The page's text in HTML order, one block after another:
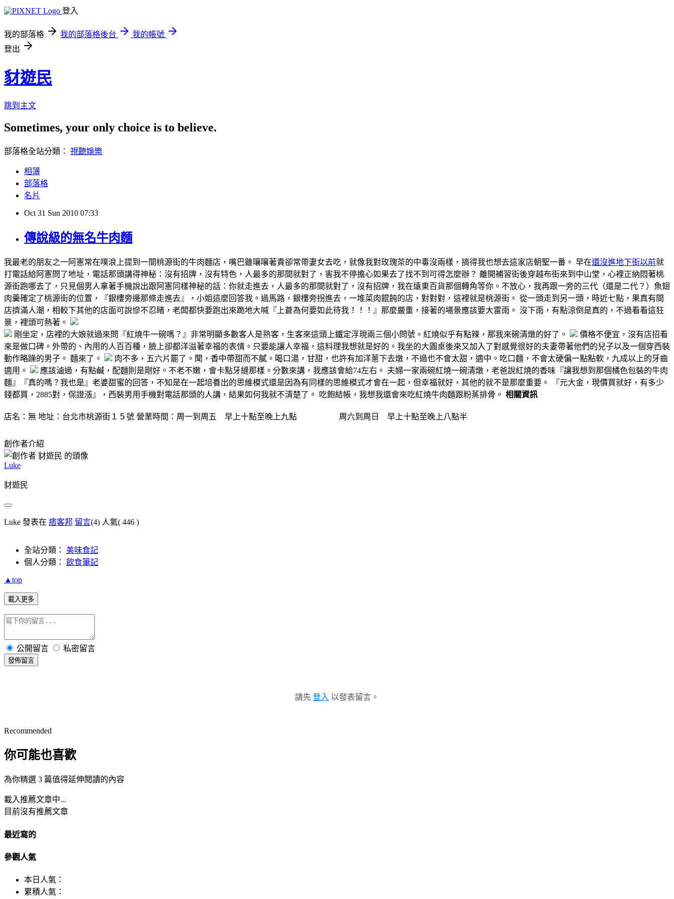
登入
我的部落格 我的部落格後台
我的帳號
登出
豺遊民
跳到主文
Sometimes, your only choice is to believe.
部落格全站分類： 視聽娛樂
相簿
部落格
名片
Oct 31 Sun 2010 07:33
傳說級的無名牛肉麵
我最老的朋友之一阿憲常在噗浪上提到一間桃源街的牛肉麵店，嘴巴雖嚷嚷著貴卻常帶妻女去吃，就像我對玫瑰茶的中毒沒兩樣，搞得我也想去這家店朝聖一番。 早在還沒進地下街以前就
打電話給阿憲問了地址，電話那頭講得神秘：沒有招牌，沒有特色，人最多的那間就對了，害我不停擔心如果去了找不到可得怎麼辦？ 離開補習街後穿越布街來到中山堂，心裡正納悶著桃
源街跑哪去了，只見個男人拿著手機說出跟阿憲同樣神秘的話：你就走進去，人最多的那間就對了，沒有招牌，我在遠東百貨那個轉角等你。不放心，我再跟一旁的三代（還是二代？）魚翅
肉羹確定了桃源街的位置，『銀樓旁邊那條走進去』，小姐這麼回答我。過馬路，銀樓旁拐進去，一堆菜肉餛飩的店，對對對，這裡就是桃源街。 從一頭走到另一頭，時近七點，果真有間
店擠滿人潮，相較下其他的店面可說慘不忍睹，老闆都快要跑出來跪地大喊『上蒼為何要如此待我！！！』那麼嚴重，接著的場景應該要大雷雨。 沒下雨，有點涼倒是真的，不過看看這狂
景，裡頭可熱著。
剛坐定，店裡的大娘就過來問『紅燒牛一碗嗎？』非常明顯多數客人是熟客，生客來這頭上鐵定浮現兩三個小問號。紅燒似乎有點辣，那我來碗清燉的好了。
價格不便宜，沒有店招看
來是做口碑。外帶的、內用的人百百種，臉上卻都洋溢著幸福的表情。只要能讓人幸福，這料理我想就是好的。我坐的大圓桌後來又加入了對感覺很好的夫妻帶著他們的兒子以及一個穿西裝
動作略躁的男子。 麵來了。
肉不多，五六片罷了。聞，香中帶甜而不膩。喝口湯，甘甜，也許有加洋蔥下去燉，不過也不會太甜，適中。吃口麵，不會太硬偏一點點軟，九成以上的牙齒
適用。
應該滷過，有點鹹，配麵則是剛好。不老不嫩，會卡點牙縫那樣。分數來講，我應該會給74左右。 夫婦一家兩碗紅燒一碗清燉，老爸說紅燒的香味『讓我想到那個橘色包裝的牛肉
麵』『真的嗎？我也是』老婆甜蜜的回答，不知是在一起培養出的思維模式還是因為有同樣的思維模式才會在一起，但幸福就好，其他的就不是那麼重要。 『元大金，現價買就好，有多少
錢都買，2885對，保證漲』，西裝男用手機對電話那頭的人講，結果如何我就不清楚了。 吃飽結帳，我想我還會來吃紅燒牛肉麵跟粉蒸排骨。 相關資訊
店名：無 地址：台北市桃源街１５號 營業時間：周一到周五 早上十點至晚上九點 周六到周日 早上十點至晚上八點半
創作者介紹
Luke
豺遊民
Luke 發表在 痞客邦 留言(4) 人氣( 446 )
全站分類： 美味食記
個人分類： 飲食筆記
▲top
載入更多
公開留言 私密留言
發佈留言
請先 登入 以發表留言。
Recommended
你可能也喜歡
為你精選 3 篇值得延伸閱讀的內容
載入推薦文章中...
目前沒有推薦文章
最近寫的
參觀人氣
本日人氣：
累積人氣：